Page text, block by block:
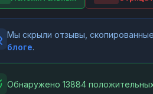
Мы скрыли отзывы,
блоге.
Обнаружено 13884